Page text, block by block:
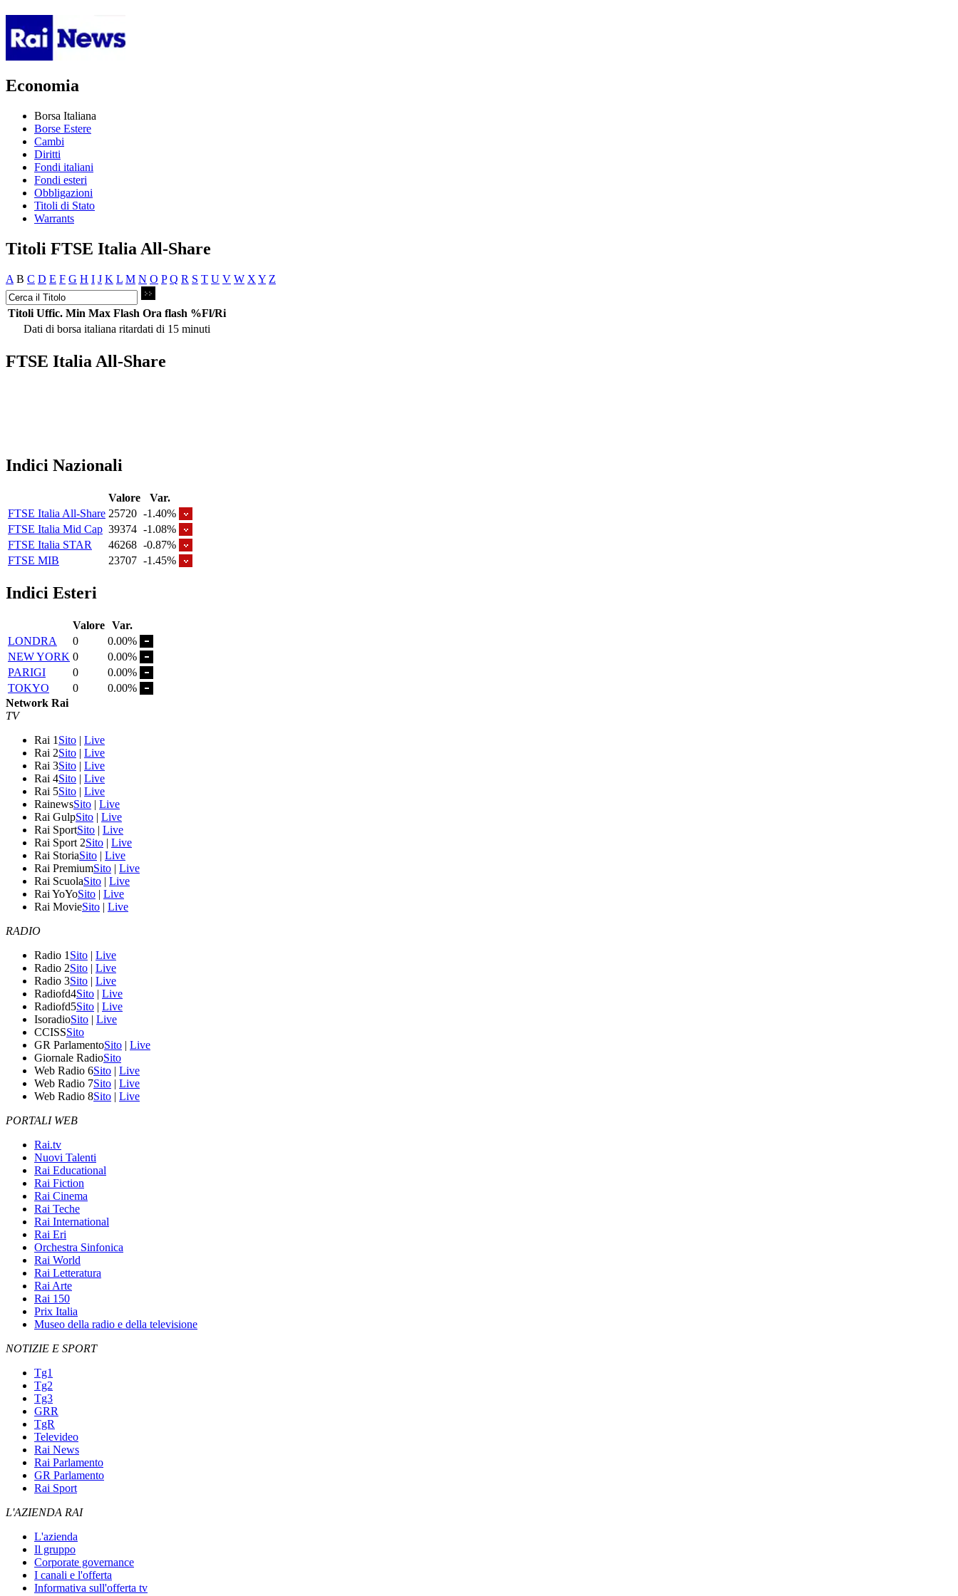
Economia
Borsa Italiana
Borse Estere
Cambi
Diritti
Fondi italiani
Fondi esteri
Obbligazioni
Titoli di Stato
Warrants
Titoli FTSE Italia All-Share
A B C D E F G H I J K L M N O P Q R S T U V W X Y Z
Titoli Uffic. Min Max Flash Ora flash %Fl/Ri
Dati di borsa italiana ritardati di 15 minuti
FTSE Italia All-Share
Indici Nazionali
Valore
Var.
FTSE Italia All-Share 25720 -1.40%
FTSE Italia Mid Cap 39374 -1.08%
FTSE Italia STAR
46268 -0.87%
FTSE MIB
23707 -1.45%
Indici Esteri
Valore Var.
LONDRA
0
0.00%
NEW YORK 0
0.00%
PARIGI
0
0.00%
TOKYO
0
0.00%
Network Rai
TV
Rai 1 Sito | Live
Rai 2Sito | Live
Rai 3Sito | Live
Rai 4Sito | Live
Rai 5Sito | Live
RainewsSito | Live
Rai GulpSito | Live
Rai SportSito | Live
Rai Sport 2Sito | Live
Rai StoriaSito | Live
Rai PremiumSito | Live
Rai ScuolaSito | Live
Rai YoYoSito | Live
Rai MovieSito | Live
RADIO
Radio 1 Sito | Live
Radio 2Sito | Live
Radio 3Sito | Live
Radiofd4Sito | Live
Radiofd5Sito | Live
IsoradioSito | Live
CCISSSito
GR ParlamentoSito | Live
Giornale RadioSito
Web Radio 6Sito | Live
Web Radio 7Sito | Live
Web Radio 8Sito | Live
PORTALI WEB
Rai.tv
Nuovi Talenti
Rai Educational
Rai Fiction
Rai Cinema
Rai Teche
Rai International
Rai Eri
Orchestra Sinfonica
Rai World
Rai Letteratura
Rai Arte
Rai 150
Prix Italia
Museo della radio e della televisione
NOTIZIE E SPORT
Tg1
Tg2
Tg3
GRR
TgR
Televideo
Rai News
Rai Parlamento
GR Parlamento
Rai Sport
L'AZIENDA RAI
L'azienda
Il gruppo
Corporate governance
I canali e l'offerta
Informativa sull'offerta tv